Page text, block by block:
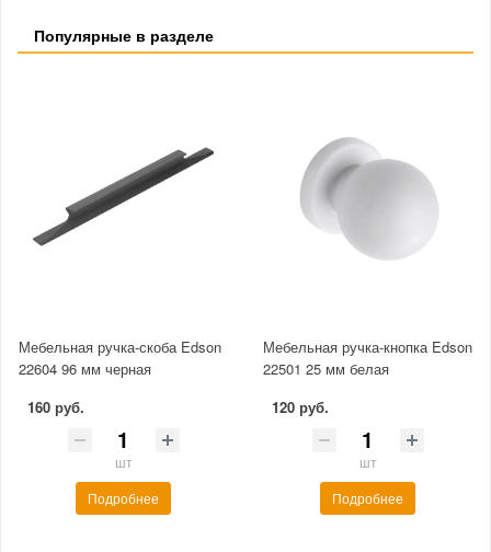
Популярные в разделе
Мебельная ручка-скоба Edson
22604 96 мм черная
160 руб.
шт
Подробнее
Мебельная ручка-кнопка Edson
22501 25 мм белая
120 руб.
шт
Подробнее